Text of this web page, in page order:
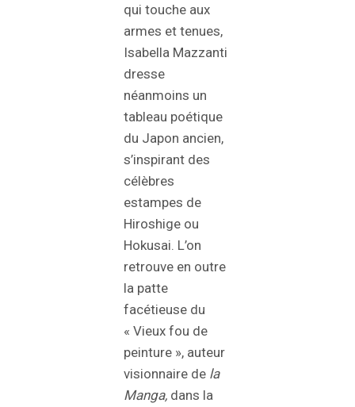
qui touche aux
armes et tenues,
Isabella Mazzanti
dresse
néanmoins un
tableau poétique
du Japon ancien,
s’inspirant des
célèbres
estampes de
Hiroshige ou
Hokusai. L’on
retrouve en outre
la patte
facétieuse du
« Vieux fou de
peinture », auteur
visionnaire de la
Manga, dans la